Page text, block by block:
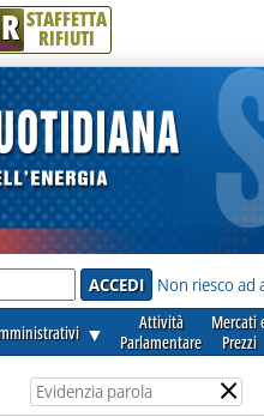
R STAFFETTA
RIFIUTI
Non riesco ad
▼
Attività
Parlamentare
Mercati
Prezzi
×